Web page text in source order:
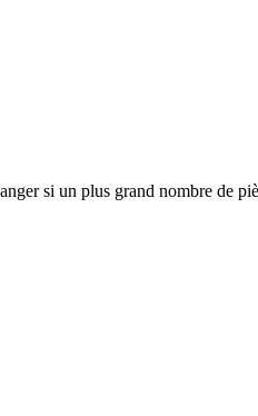
si un plus grand nombre de